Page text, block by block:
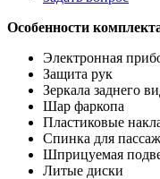
Особенности
Электронная
Защита рук
Зеркала заднего
Шар фаркопа
Пластиковые
Спинка для
Шприцуемая
Литые диски